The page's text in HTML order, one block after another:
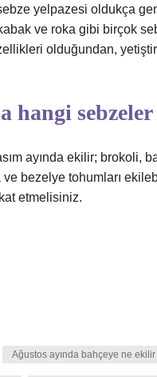
yelpazesi oldukça
ve roka gibi birçok
olduğundan,
hangi
ayında ekilir; brokoli,
ve bezelye tohumları
etmelisiniz.
Ağustos ayında bahçeye ne ekilir